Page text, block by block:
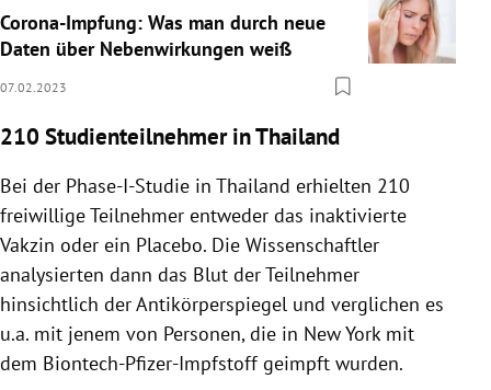
Corona-Impfung: Was man durch neue
Daten über Nebenwirkungen weiß
07.02.2023
210 Studienteilnehmer in Thailand
Bei der Phase-I-Studie in Thailand erhielten 210
freiwillige Teilnehmer entweder das inaktivierte
Vakzin oder ein Placebo. Die Wissenschaftler
analysierten dann das Blut der Teilnehmer
hinsichtlich der Antikörperspiegel und verglichen es
u.a. mit jenem von Personen, die in New York mit
dem Biontech-Pfizer-Impfstoff geimpft wurden.